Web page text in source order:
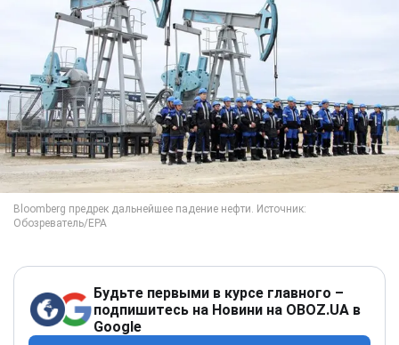
Будьте первыми в курсе главного –
подпишитесь на Новини на OBOZ.UA в
Google